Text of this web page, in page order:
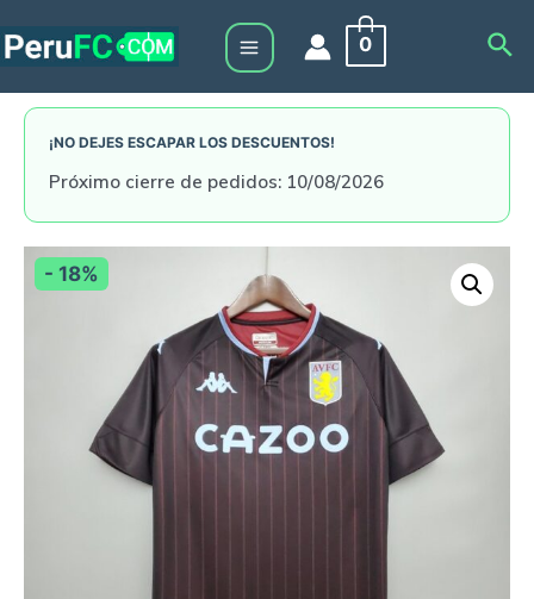
to
Main
Menu
0
¡NO DEJES ESCAPAR LOS DESCUENTOS!
Próximo cierre de pedidos: 10/08/2026
- 18%